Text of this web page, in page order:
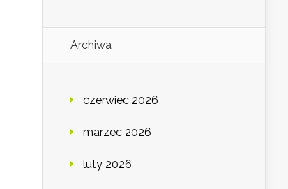
Archiwa
czerwiec 2026
marzec 2026
luty 2026